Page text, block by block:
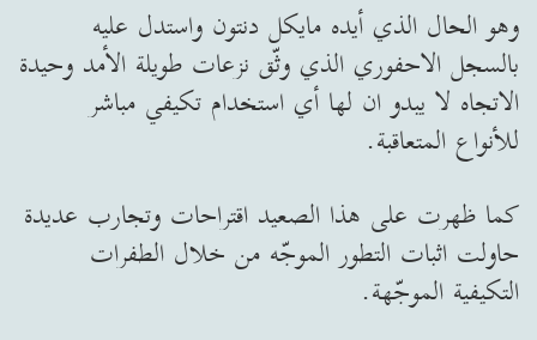
وهو الحال الذي أيده مايكل دنتون واستدل عليه
بالسجل الاحفوري الذي وثّق نزعات طويلة الأمد وحيدة
الاتجاه لا يبدو ان لها أي استخدام تكيفي مباشر
للأنواع المتعاقبة.
كما ظهرت على هذا الصعيد اقتراحات وتجارب عديدة
حاولت اثبات التطور الموجّه من خلال الطفرات
التكيفية الموجّهة.